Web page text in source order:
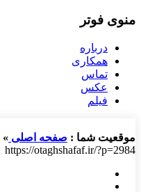
منوی فوتر
درباره
همکاری
تماس
عکس
فیلم
موقعیت شما : صفحه اصلی »
https://otaghshafaf.ir/?p=2984